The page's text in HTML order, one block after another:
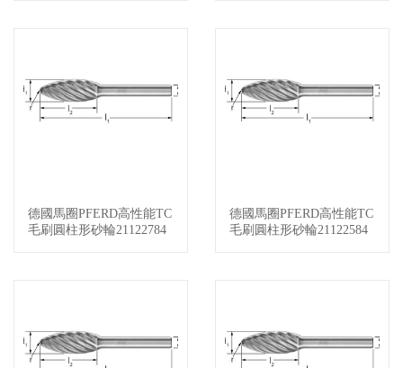
查看詳情
德國馬圈PFERD高性能TC
毛刷圓柱形砂輪21122784
查看詳情
德國馬圈PFERD高性能TC
毛刷圓柱形砂輪21122584